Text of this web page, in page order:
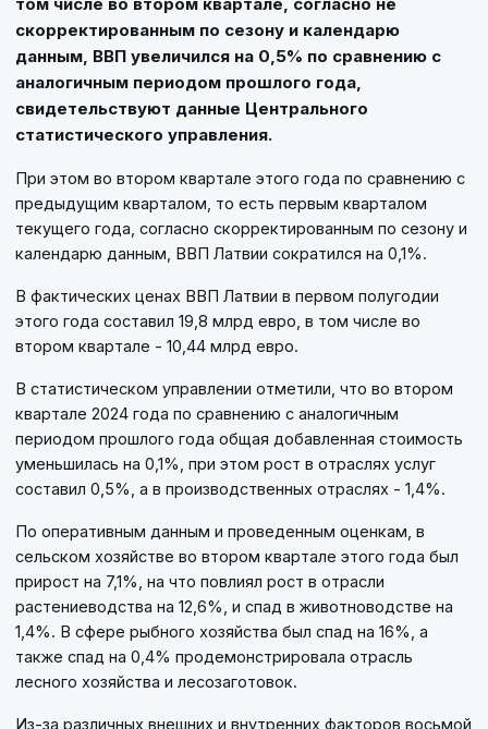
скорректированным по сезону и календарю
данным, ВВП увеличился на 0,5% по сравнению с
аналогичным периодом прошлого года,
свидетельствуют данные Центрального
статистического управления.
При этом во втором квартале этого года по сравнению с
предыдущим кварталом, то есть первым кварталом
текущего года, согласно скорректированным по сезону и
календарю данным, ВВП Латвии сократился на 0,1%.
В фактических ценах ВВП Латвии в первом полугодии
этого года составил 19,8 млрд евро, в том числе во
втором квартале - 10,44 млрд евро.
В статистическом управлении отметили, что во втором
квартале 2024 года по сравнению с аналогичным
периодом прошлого года общая добавленная стоимость
уменьшилась на 0,1%, при этом рост в отраслях услуг
составил 0,5%, а в производственных отраслях - 1,4%.
По оперативным данным и проведенным оценкам, в
сельском хозяйстве во втором квартале этого года был
прирост на 7,1%, на что повлиял рост в отрасли
растениеводства на 12,6%, и спад в животноводстве на
1,4%. В сфере рыбного хозяйства был спад на 16%, а
также спад на 0,4% продемонстрировала отрасль
лесного хозяйства и лесозаготовок.
Из-за различных внешних и внутренних факторов восьмой